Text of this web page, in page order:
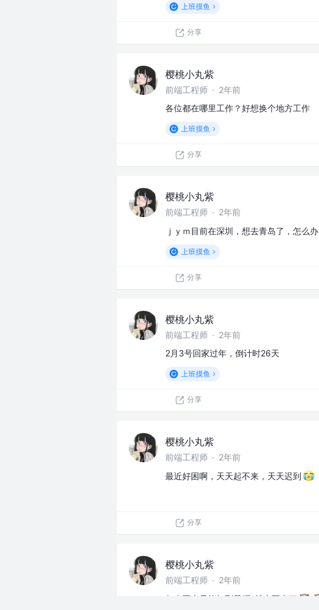
上班摸鱼
分享
樱桃小丸紫
前端工程师 · 2年前
各位都在哪里工作？好想换个地方工作
上班摸鱼
分享
樱桃小丸紫
前端工程师 · 2年前
ｊｙｍ目前在深圳，想去青岛了，怎么办
上班摸鱼
分享
樱桃小丸紫
前端工程师 · 2年前
2月3号回家过年，倒计时26天
上班摸鱼
分享
樱桃小丸紫
前端工程师 · 2年前
最近好困啊，天天起不来，天天迟到
分享
樱桃小丸紫
前端工程师 · 2年前
每次王者只能打到星耀1就上不去了